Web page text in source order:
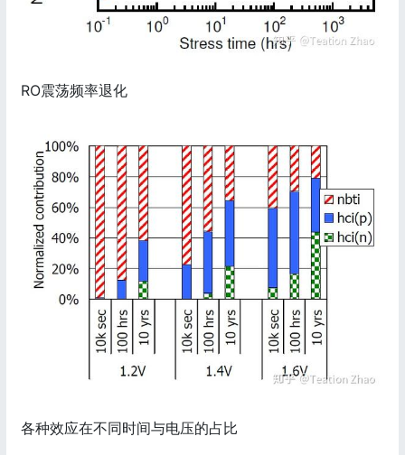
RO震荡频率退化
各种效应在不同时间与电压的占比